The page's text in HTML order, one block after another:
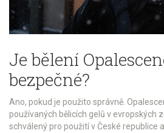
Je bělení
bezpečné?
Ano, pokud je použito správně.
používaných bělicích gelů v evropských
schválený pro použití v České republice